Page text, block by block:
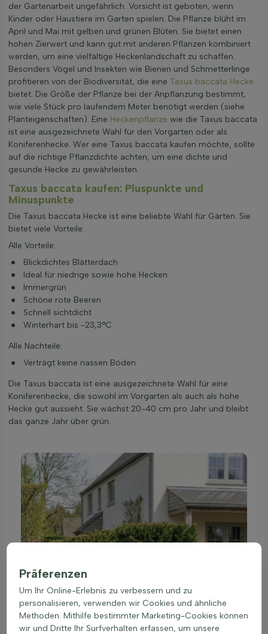
der Gartenarbeit ungefährlich. Vorsicht ist geboten, wenn
Kinder oder Haustiere im Garten spielen. Die Pflanze blüht im
April und Mai mit gelben und grünen Blüten. Sie bietet einen
hohen Zierwert und kann gut mit anderen Pflanzen kombiniert
werden, um eine vielfältige Heckenlandschaft zu schaffen.
Besonders Vögel und Insekten wie Bienen und Schmetterlinge
profitieren von der Biodiversität, die eine Taxus baccata Hecke
bietet. Die Größe der Pflanze bei der Anpflanzung bestimmt,
wie viele Stück pro laufendem Meter benötigt werden (siehe
Planteigenschaften). Eine Heckenpflanze wie die Taxus baccata
ist eine ausgezeichnete Wahl für den Vorgarten oder als
Koniferenhecke. Wer eine Taxus baccata kaufen möchte, sollte
auf die richtige Pflanzdichte achten, um eine dichte und
gesunde Hecke zu gewährleisten.
Taxus baccata kaufen: Pluspunkte und
Minuspunkte
Die Taxus baccata Hecke ist eine beliebte Wahl für Gärten. Sie
bietet viele Vorteile:
Alle Vorteile:
Blickdichtes Blätterdach
Ideal für niedrige sowie hohe Hecken
Immergrün
Schöne rote Beeren
Schnell sichtdicht
Winterhart bis -23,3°C
Alle Nachteile:
Verträgt keine nassen Böden
Die Taxus baccata ist eine ausgezeichnete Wahl für eine
Koniferenhecke, die sowohl im Vorgarten als auch als hohe
Hecke gut aussieht. Sie wächst 20-40 cm pro Jahr und bleibt
das ganze Jahr über grün.
Präferenzen
Um Ihr Online-Erlebnis zu verbessern und zu
personalisieren, verwenden wir Cookies und ähnliche
Methoden. Mithilfe bestimmter Marketing-Cookies können
wir und Dritte Ihr Surfverhalten erfassen, um unsere